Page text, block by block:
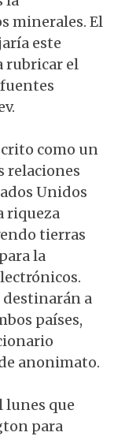
minerales. El
este
rubricar el
como un
relaciones
Unidos
riqueza
tierras
la
destinarán a
países,
anonimato.
que
para